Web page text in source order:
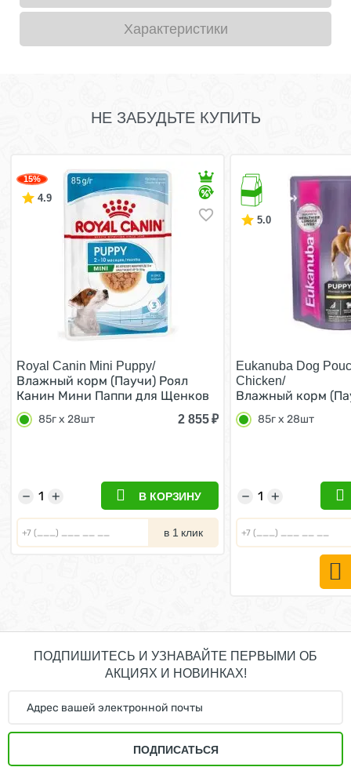
Характеристики
НЕ ЗАБУДЬТЕ КУПИТЬ
15%
4.9
Royal Canin Mini Puppy/
Влажный корм (Паучи) Роял
Канин Мини Паппи для Щенков
Мелких пород в возрасте от 2 до
10 месяцев (цена за упаковку)
85г х 28шт 2 855₽
+
− В КОРЗИНУ
в 1 клик
5.0
Eukanuba Dog
Chicken/
Влажный корм
для Щенков с
(цена за
85г x 28шт
+
−
ПОДПИШИТЕСЬ И УЗНАВАЙТЕ ПЕРВЫМИ ОБ
АКЦИЯХ И НОВИНКАХ!
ПОДПИСАТЬСЯ